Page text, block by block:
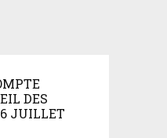
DES
JUILLET